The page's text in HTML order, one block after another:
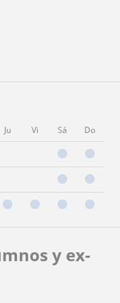
Ju Vi Sá Do
y ex-